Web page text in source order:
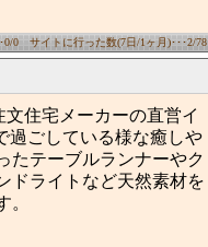
0/0 サイトに行った数(7日/1ヶ月)･･･2/78
住宅メーカーの直営イ
過ごしている様な癒しや
たテーブルランナーやク
ドライトなど天然素材を
。